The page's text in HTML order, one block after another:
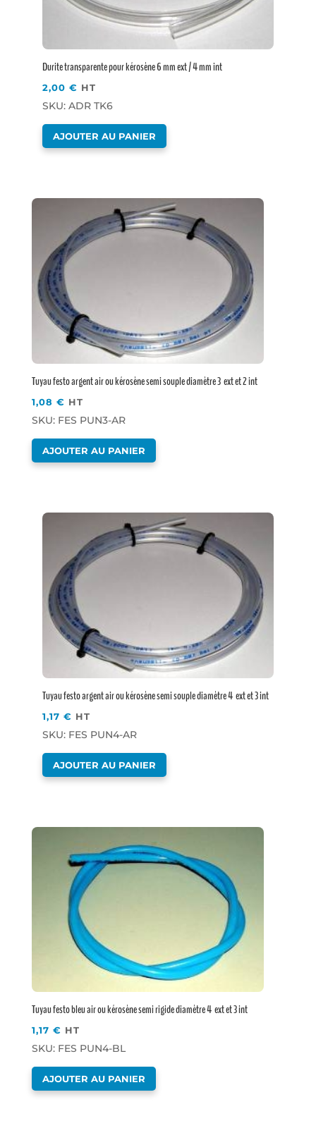
Durite transparente pour kérosène 6 mm ext / 4 mm int
2,00 € HT
SKU: ADR TK6
AJOUTER AU PANIER
Tuyau festo argent air ou kérosène semi souple diamètre 3 ext et 2 int
1,08€ HT
SKU: FES PUN3-AR
AJOUTER AU PANIER
Tuyau festo argent air ou kérosène semi souple diamètre 4 ext et 3 int
1,17 € HT
SKU: FES PUN4-AR
AJOUTER AU PANIER
Tuyau festo bleu air ou kérosène semi rigide diamètre 4 ext et 3 int
1,17€ HT
SKU: FES PUN4-BL
AJOUTER AU PANIER